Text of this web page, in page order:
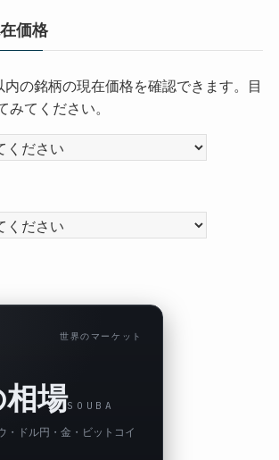
価格
の銘柄の現在価格を確認できます。目
みてください。
世界のマーケット
場SOUBA
・ドル円・金・ビットコイ